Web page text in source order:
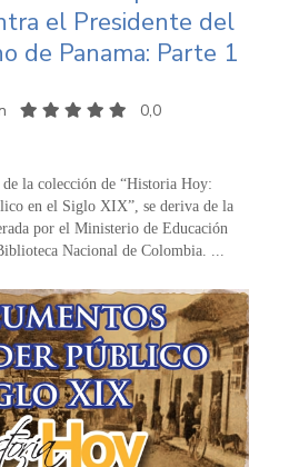
el Presidente del
de Panama: Parte 1
0,0
de la colección de “Historia Hoy:
en el Siglo XIX”, se deriva de la
por el Ministerio de Educación
Nacional de Colombia. ...